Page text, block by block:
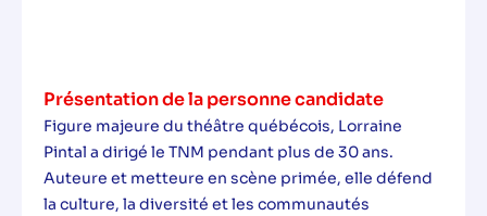
Présentation de la personne candidate
Figure majeure du théâtre québécois, Lorraine
Pintal a dirigé le TNM pendant plus de 30 ans.
Auteure et metteure en scène primée, elle défend
la culture, la diversité et les communautés